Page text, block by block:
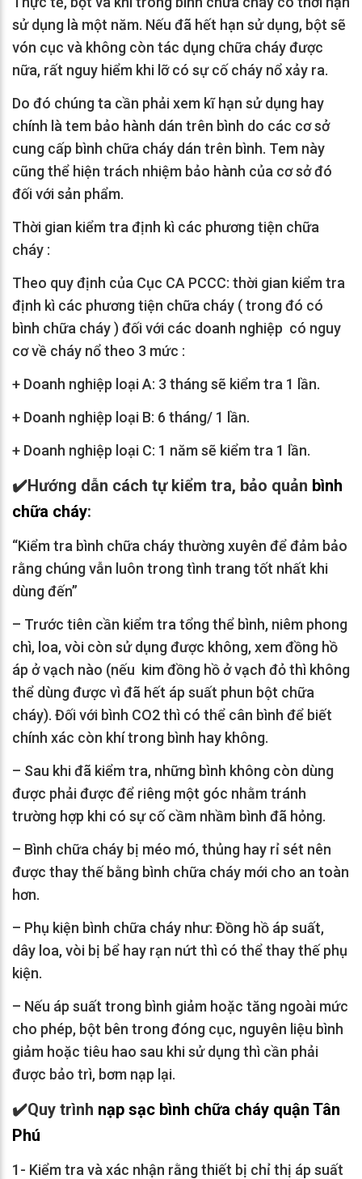
sử dụng là một năm. Nếu đã hết hạn sử dụng, bột sẽ
vón cục và không còn tác dụng chữa cháy được
nữa, rất nguy hiểm khi lỡ có sự cố cháy nổ xảy ra.
Do đó chúng ta cần phải xem kĩ hạn sử dụng hay
chính là tem bảo hành dán trên bình do các cơ sở
cung cấp bình chữa cháy dán trên bình. Tem này
cũng thể hiện trách nhiệm bảo hành của cơ sở đó
đối với sản phẩm.
Thời gian kiểm tra định kì các phương tiện chữa
cháy :
Theo quy định của Cục CA PCCC: thời gian kiểm tra
định kì các phương tiện chữa cháy ( trong đó có
bình chữa cháy ) đối với các doanh nghiệp có nguy
cơ về cháy nổ theo 3 mức :
+ Doanh nghiệp loại A: 3 tháng sẽ kiểm tra 1 lần.
+ Doanh nghiệp loại B: 6 tháng/ 1 lần.
+ Doanh nghiệp loại C: 1 năm sẽ kiểm tra 1 lần.
✔️Hướng dẫn cách tự kiểm tra, bảo quản bình
chữa cháy:
“Kiểm tra bình chữa cháy thường xuyên để đảm bảo
rằng chúng vẫn luôn trong tình trang tốt nhất khi
dùng đến”
– Trước tiên cần kiểm tra tổng thể bình, niêm phong
chì, loa, vòi còn sử dụng được không, xem đồng hồ
áp ở vạch nào (nếu kim đồng hồ ở vạch đỏ thì không
thể dùng được vì đã hết áp suất phun bột chữa
cháy). Đối với bình CO2 thì có thể cân bình để biết
chính xác còn khí trong bình hay không.
– Sau khi đã kiểm tra, những bình không còn dùng
được phải được để riêng một góc nhằm tránh
trường hợp khi có sự cố cầm nhầm bình đã hỏng.
– Bình chữa cháy bị méo mó, thủng hay rỉ sét nên
được thay thế bằng bình chữa cháy mới cho an toàn
hơn.
– Phụ kiện bình chữa cháy như: Đồng hồ áp suất,
dây loa, vòi bị bể hay rạn nứt thì có thể thay thế phụ
kiện.
– Nếu áp suất trong bình giảm hoặc tăng ngoài mức
cho phép, bột bên trong đóng cục, nguyên liệu bình
giảm hoặc tiêu hao sau khi sử dụng thì cần phải
được bảo trì, bơm nạp lại.
✔️Quy trình nạp sạc bình chữa cháy quận Tân
Phú
1- Kiểm tra và xác nhận rằng thiết bị chỉ thị áp suất